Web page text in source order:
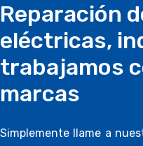
Reparación
eléctricas,
trabajamos
marcas
Simplemente llame a